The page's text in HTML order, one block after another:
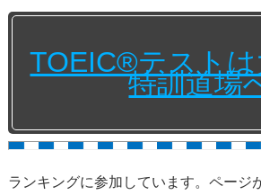
TOEIC®テスト
特訓道場
ランキングに参加しています。ページ